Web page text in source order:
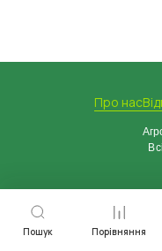
Пошук Порівняння
Про нас